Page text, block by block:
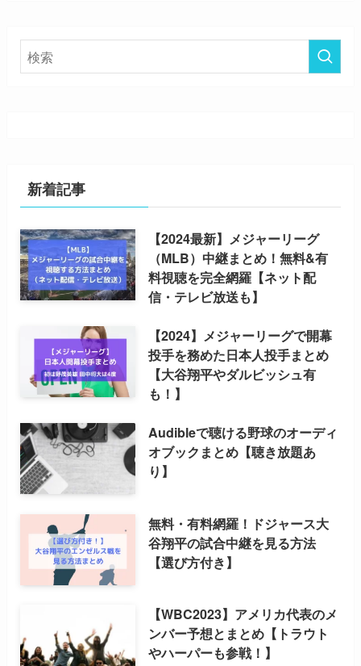
新着記事
【2024最新】メジャーリーグ
（MLB）中継まとめ！無料&有
料視聴を完全網羅【ネット配
信・テレビ放送も】
【2024】メジャーリーグで開幕
投手を務めた日本人投手まとめ
【大谷翔平やダルビッシュ有
も！】
Audibleで聴ける野球のオーディ
オブックまとめ【聴き放題あ
り】
無料・有料網羅！ドジャース大
谷翔平の試合中継を見る方法
【選び方付き】
【WBC2023】アメリカ代表のメ
ンバー予想とまとめ【トラウト
やハーパーも参戦！】